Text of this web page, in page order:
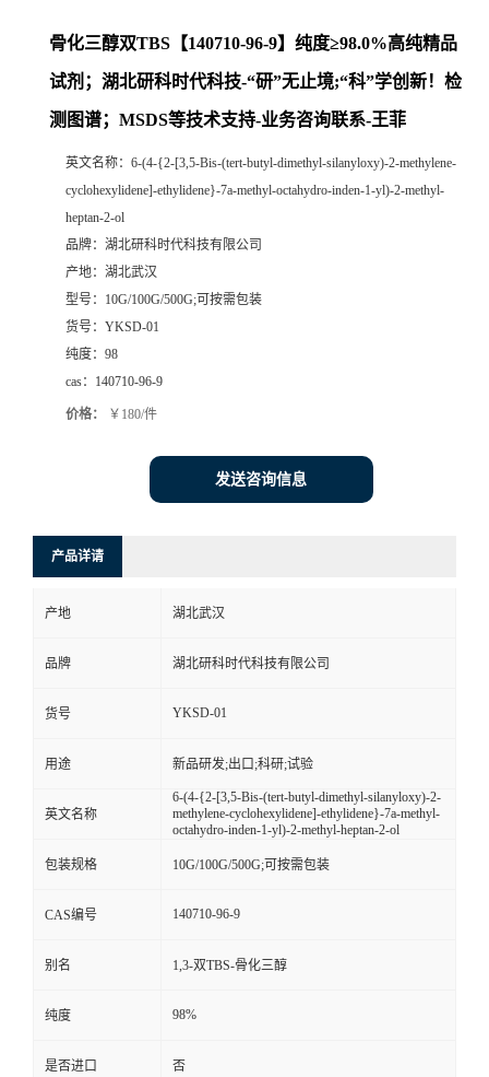
骨化三醇双TBS【140710-96-9】纯度≥98.0%高纯精品
试剂；湖北研科时代科技-“研”无止境;“科”学创新！检
测图谱；MSDS等技术支持-业务咨询联系-王菲
英文名称： 6-(4-{2-[3,5-Bis-(tert-butyl-dimethyl-silanyloxy)-2-methylene-
cyclohexylidene]-ethylidene}-7a-methyl-octahydro-inden-1-yl)-2-methyl-
heptan-2-ol
品牌： 湖北研科时代科技有限公司
产地： 湖北武汉
型号： 10G/100G/500G;可按需包装
货号： YKSD-01
纯度： 98
cas： 140710-96-9
价格： ￥180/件
发送咨询信息
产品详请
产地 湖北武汉
品牌 湖北研科时代科技有限公司
货号 YKSD-01
用途 新品研发;出口;科研;试验
英文名称
6-(4-{2-[3,5-Bis-(tert-butyl-dimethyl-silanyloxy)-2-
methylene-cyclohexylidene]-ethylidene}-7a-methyl-
octahydro-inden-1-yl)-2-methyl-heptan-2-ol
包装规格 10G/100G/500G;可按需包装
CAS编号 140710-96-9
别名 1,3-双TBS-骨化三醇
纯度 98%
是否进口 否